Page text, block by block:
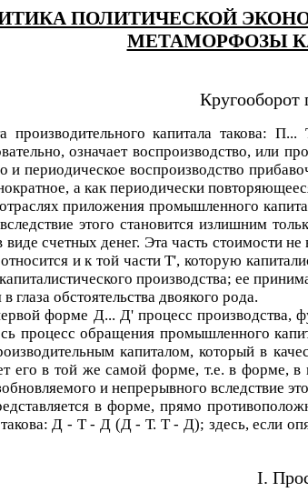
ПОЛИТИЧЕСКОЙ
МЕТАМОРФОЗЫ
Кругооборот
капитала такова: П...
означает воспроизводство, или
и периодическое воспроизводство
а как периодически
приложения промышленного
этого становится излишним
счетных денег. Эта часть стоимости
и к той частиТ', которую
производства; ее
обстоятельства двоякого рода.
форме Д... Д'процесс производства,
процесс обращения промышленного
капиталом, который в
его в той же самой форме, т.е. в форме,
и непрерывного вследствие
в форме, прямо
Д - Т - Д (Д - Т. Т - Д); здесь, если
I.